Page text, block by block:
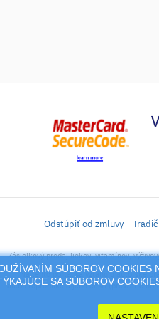
SÚBOROV
SA SÚBOROV
Odstúpiť od zmluvy
Zásielkový predaj liekov, vitamínov,
Na tento portál sa vzťahujú autorské
alebo reprodukcia jeho časti (prevzatie